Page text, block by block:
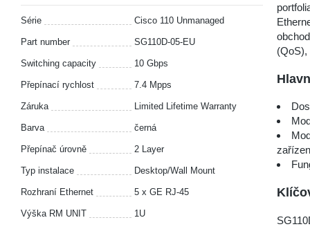
Série Cisco 110 Unmanaged
Part number SG110D-05-EU
Switching capacity 10 Gbps
Přepínací rychlost 7.4 Mpps
Záruka Limited Lifetime Warranty
Barva černá
Přepínač úrovně 2 Layer
Typ instalace Desktop/Wall Mount
Rozhraní Ethernet 5 x GE RJ-45
Výška RM UNIT 1U